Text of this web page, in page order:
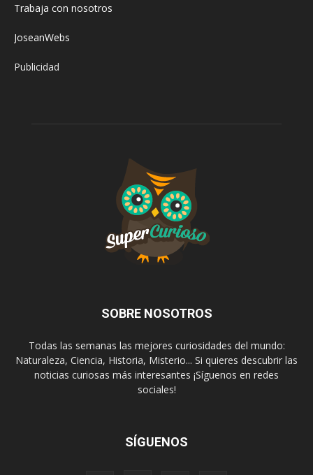
Trabaja con nosotros
JoseanWebs
Publicidad
SOBRE NOSOTROS
Todas las semanas las mejores curiosidades del mundo:
Naturaleza, Ciencia, Historia, Misterio... Si quieres descubrir las
noticias curiosas más interesantes ¡Síguenos en redes
sociales!
SÍGUENOS